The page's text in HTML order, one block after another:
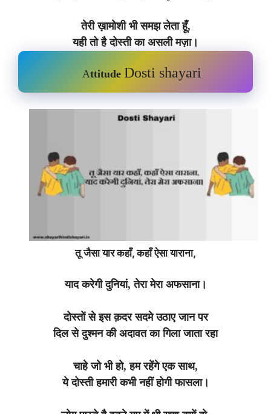
तेरी ख़ामोशी भी समझ लेता हूँ,
यही तो है दोस्ती का असली मज़ा।
Attitude Dosti shayari
तू जैसा यार कहाँ, कहाँ ऐसा याराना,
याद करेगी दुनियां, तेरा मेरा अफसाना।
दोस्तों से इस क़दर सदमे उठाए जान पर
दिल से दुश्मन की अदावत का गिला जाता रहा
चाहे जो भी हो, हम रहेंगे एक साथ,
ये दोस्ती हमारी कभी नहीं होगी फासला।